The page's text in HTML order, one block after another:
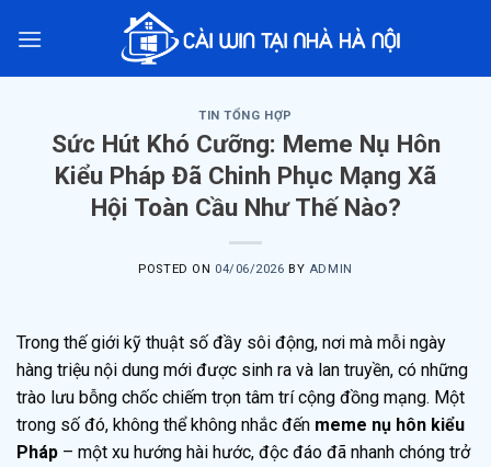
TIN TỔNG HỢP
Sức Hút Khó Cưỡng: Meme Nụ Hôn
Kiểu Pháp Đã Chinh Phục Mạng Xã
Hội Toàn Cầu Như Thế Nào?
POSTED ON 04/06/2026 BY ADMIN
Trong thế giới kỹ thuật số đầy sôi động, nơi mà mỗi ngày
hàng triệu nội dung mới được sinh ra và lan truyền, có những
trào lưu bỗng chốc chiếm trọn tâm trí cộng đồng mạng. Một
trong số đó, không thể không nhắc đến meme nụ hôn kiểu
Pháp – một xu hướng hài hước, độc đáo đã nhanh chóng trở